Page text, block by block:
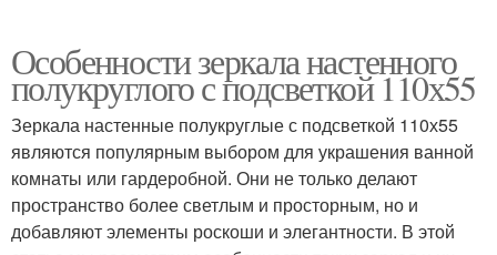
Особенности зеркала настенного
полукруглого с подсветкой 110х55
Зеркала настенные полукруглые с подсветкой 110х55
являются популярным выбором для украшения ванной
комнаты или гардеробной. Они не только делают
пространство более светлым и просторным, но и
добавляют элементы роскоши и элегантности. В этой